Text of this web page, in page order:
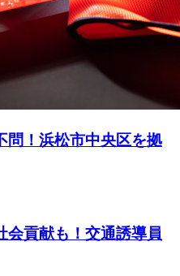
問！浜松市中央区を拠
会貢献も！交通誘導員